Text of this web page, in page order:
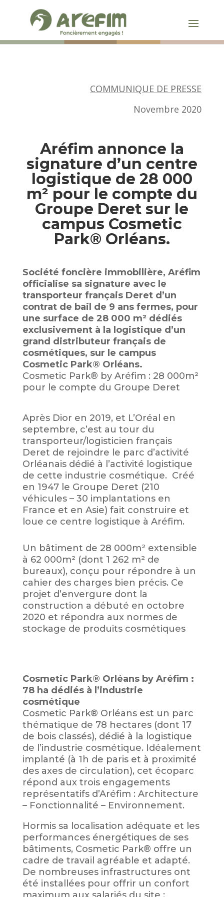
COMMUNIQUE DE PRESSE
Novembre 2020
Aréfim annonce la
signature d’un centre
logistique de 28 000
m² pour le compte du
Groupe Deret sur le
campus Cosmetic
Park® Orléans.
Société foncière immobilière, Aréfim
officialise sa signature avec le
transporteur français Deret d’un
contrat de bail de 9 ans fermes, pour
une surface de 28 000 m² dédiés
exclusivement à la logistique d’un
grand distributeur français de
cosmétiques, sur le campus
Cosmetic Park® Orléans.
Cosmetic Park® by Aréfim : 28 000m²
pour le compte du Groupe Deret
Après Dior en 2019, et L’Oréal en
septembre, c’est au tour du
transporteur/logisticien français
Deret de rejoindre le parc d’activité
Orléanais dédié à l’activité logistique
de cette industrie cosmétique. Créé
en 1947 le Groupe Deret (210
véhicules – 30 implantations en
France et en Asie) fait construire et
loue ce centre logistique à Aréfim.
Un bâtiment de 28 000m² extensible
à 62 000m² (dont 1 262 m² de
bureaux), conçu pour répondre à un
cahier des charges bien précis. Ce
projet d’envergure dont la
construction a débuté en octobre
2020 et répondra aux normes de
stockage de produits cosmétiques
Cosmetic Park® Orléans by Aréfim :
78 ha dédiés à l’industrie
cosmétique
Cosmetic Park® Orléans est un parc
thématique de 78 hectares (dont 17
de bois classés), dédié à la logistique
de l’industrie cosmétique. Idéalement
implanté (à 1h de paris et à proximité
des axes de circulation), cet écoparc
répond aux trois engagements
représentatifs d’Aréfim : Architecture
– Fonctionnalité – Environnement.
Hormis sa localisation adéquate et les
performances énergétiques de ses
bâtiments, Cosmetic Park® offre un
cadre de travail agréable et adapté.
De nombreuses infrastructures ont
été installées pour offrir un confort